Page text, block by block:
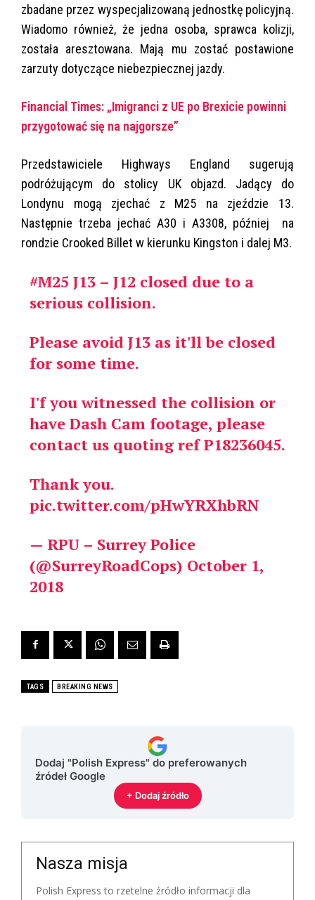
zbadane przez wyspecjalizowaną jednostkę policyjną.
Wiadomo również, że jedna osoba, sprawca kolizji,
została aresztowana. Mają mu zostać postawione
zarzuty dotyczące niebezpiecznej jazdy.
Financial Times: „Imigranci z UE po Brexicie powinni
przygotować się na najgorsze”
Przedstawiciele Highways England sugerują
podróżującym do stolicy UK objazd. Jadący do
Londynu mogą zjechać z M25 na zjeździe 13.
Następnie trzeba jechać A30 i A3308, później na
rondzie Crooked Billet w kierunku Kingston i dalej M3.
#M25 J13 – J12 closed due to a
serious collision.
Please avoid J13 as it'll be closed
for some time.
I'f you witnessed the collision or
have Dash Cam footage, please
contact us quoting ref P18236045.
Thank you.
pic.twitter.com/pHwYRXhbRN
— RPU – Surrey Police
(@SurreyRoadCops) October 1,
2018
TAGS BREAKING NEWS
Dodaj "Polish Express" do preferowanych
źródeł Google
+ Dodaj źródło
Nasza misja
Polish Express to rzetelne źródło informacji dla